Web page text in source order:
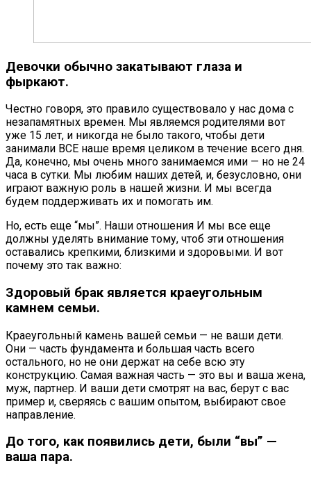
Девочки обычно закатывают глаза и
фыркают.
Честно говоря, это правило существовало у нас дома с
незапамятных времен. Мы являемся родителями вот
уже 15 лет, и никогда не было такого, чтобы дети
занимали ВСЕ наше время целиком в течение всего дня.
Да, конечно, мы очень много занимаемся ими — но не 24
часа в сутки. Мы любим наших детей, и, безусловно, они
играют важную роль в нашей жизни. И мы всегда
будем поддерживать их и помогать им.
Но, есть еще “мы”. Наши отношения И мы все еще
должны уделять внимание тому, чтоб эти отношения
оставались крепкими, близкими и здоровыми. И вот
почему это так важно:
Здоровый брак является краеугольным
камнем семьи.
Краеугольный камень вашей семьи — не ваши дети.
Они — часть фундамента и большая часть всего
остального, но не они держат на себе всю эту
конструкцию. Самая важная часть — это вы и ваша жена,
муж, партнер. И ваши дети смотрят на вас, берут с вас
пример и, сверяясь с вашим опытом, выбирают свое
направление.
До того, как появились дети, были “вы” —
ваша пара.